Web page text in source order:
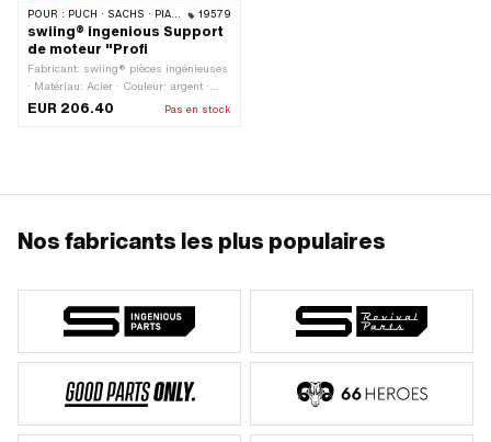
POUR : PUCH · SACHS · PIAGGIO · ZÜNDAPP BELMONDO · DKW · KREIDLER 19579
swiing® ingenious Support
de moteur "Profi
Fabricant: swiing® pièces ingénieuses
· Matériau: Acier · Couleur: argent ·
Couleur: blanc · Largeur: 500 mm ·
EUR 206.40 Pas en stock
Nos fabricants les plus populaires